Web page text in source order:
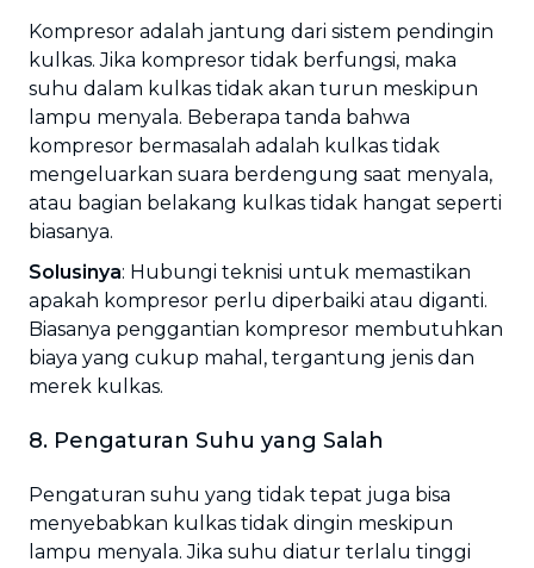
Kompresor adalah jantung dari sistem pendingin
kulkas. Jika kompresor tidak berfungsi, maka
suhu dalam kulkas tidak akan turun meskipun
lampu menyala. Beberapa tanda bahwa
kompresor bermasalah adalah kulkas tidak
mengeluarkan suara berdengung saat menyala,
atau bagian belakang kulkas tidak hangat seperti
biasanya.
Solusinya: Hubungi teknisi untuk memastikan
apakah kompresor perlu diperbaiki atau diganti.
Biasanya penggantian kompresor membutuhkan
biaya yang cukup mahal, tergantung jenis dan
merek kulkas.
8. Pengaturan Suhu yang Salah
Pengaturan suhu yang tidak tepat juga bisa
menyebabkan kulkas tidak dingin meskipun
lampu menyala. Jika suhu diatur terlalu tinggi